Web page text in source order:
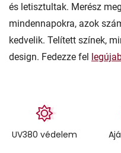
és letisztultak. Merész
mindennapokra, azok
kedvelik. Telített színek,
design. Fedezze fel
UV380 védelem